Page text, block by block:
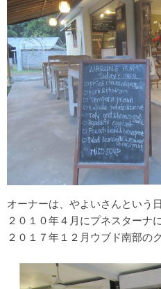
オーナーは、やよいさんという
２０１０年４月にプネスターナ
２０１７年１２月ウブド南部の